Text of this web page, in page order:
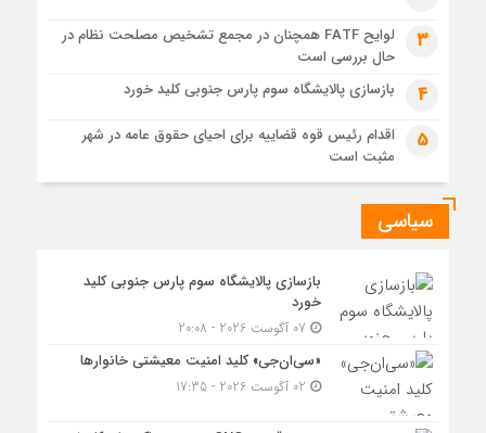
5 روز قبل
مزیت قیمتی CNG؛ سوختی پاک برای کاهش هزینه خانوار و
واردات بنزین
3
لوایح FATF همچنان در مجمع تشخیص مصلحت نظام در
حال بررسی است
4 بازسازی پالایشگاه سوم پارس جنوبی کلید خورد
5
اقدام رئیس قوه قضاییه برای احیای حقوق عامه در شهر
مثبت است
سیاسی
بازسازی پالایشگاه سوم پارس جنوبی کلید
خورد
«سی‌ان‌جی» کلید امنیت معیشتی خانوارها